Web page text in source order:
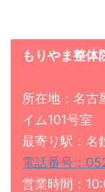
もりやま整体
所在地：名古
イム101号室
最寄り駅：
電話番号：
営業時間：